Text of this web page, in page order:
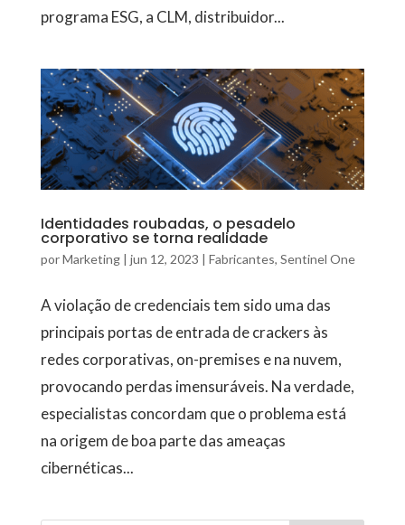
programa ESG, a CLM, distribuidor...
Identidades roubadas, o pesadelo
corporativo se torna realidade
porMarketing| jun 12, 2023 | Fabricantes, Sentinel One
A violação de credenciais tem sido uma das
principais portas de entrada de crackers às
redes corporativas, on-premises e na nuvem,
provocando perdas imensuráveis. Na verdade,
especialistas concordam que o problema está
na origem de boa parte das ameaças
cibernéticas...